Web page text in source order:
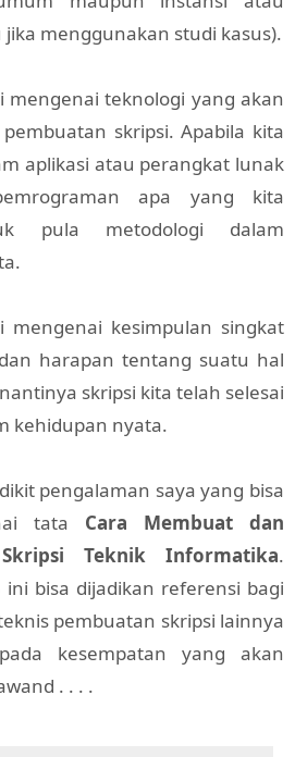
menggunakan studi kasus).
mengenai teknologi yang akan
skripsi. Apabila kita
aplikasi atau perangkat lunak
apa yang kita
pula metodologi dalam
mengenai kesimpulan singkat
harapan tentang suatu hal
skripsi kita telah selesai
kehidupan nyata.
pengalaman saya yang bisa
tata Cara Membuat dan
Teknik Informatika.
ini bisa dijadikan referensi bagi
pembuatan skripsi lainnya
kesempatan yang akan
. . . .